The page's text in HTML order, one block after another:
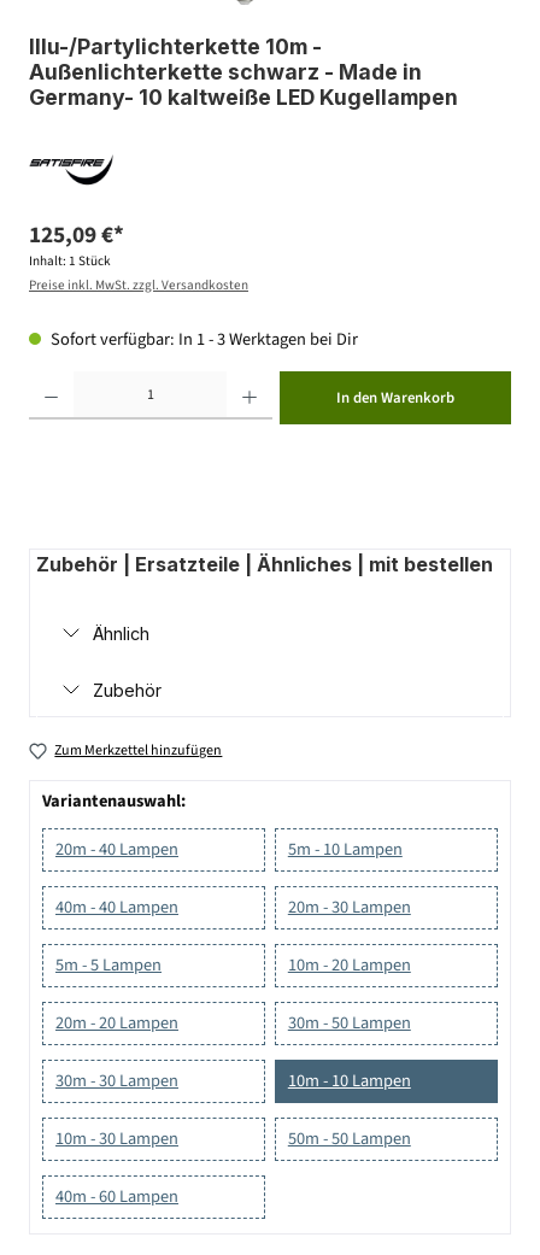
Illu-/Partylichterkette 10m -
Außenlichterkette schwarz - Made in
Germany- 10 kaltweiße LED Kugellampen
125,09 €*
Inhalt: 1 Stück
Preise inkl. MwSt. zzgl. Versandkosten
Sofort verfügbar: In 1 - 3 Werktagen bei Dir
In den Warenkorb
Zubehör | Ersatzteile | Ähnliches | mit bestellen
Ähnlich
Zubehör
Zum Merkzettel hinzufügen
Variantenauswahl:
20m - 40 Lampen
5m - 10 Lampen
40m - 40 Lampen 20m - 30 Lampen
5m - 5 Lampen 10m - 20 Lampen
20m - 20 Lampen 30m - 50 Lampen
30m - 30 Lampen 10m - 10 Lampen
10m - 30 Lampen 50m - 50 Lampen
40m - 60 Lampen